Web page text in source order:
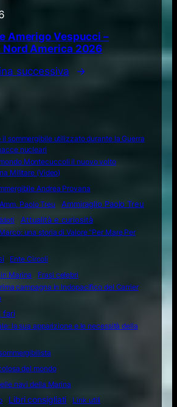
Amerigo Vespucci –
Nord America 2026
successiva →
il sommergibile utilizzato durante la Guerra
nucleari
Montecuccoli il nuovo volto
Militare (Video)
Andrea Provana
Amm. Paolo Treu
Ammiraglio Paolo Treu
Attualità e curiosità
una storia di Valore "Per Mare Per
Ente Circoli
Marina
Frasi celebri
campagna in Indopacifico del Carrier
fari
la sua apparizione e le necessità della
del mondo
navi della Marina
Libri consigliati Link utili